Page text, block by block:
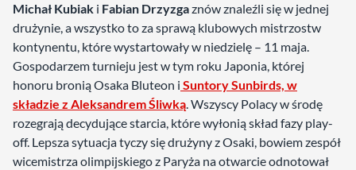
Michał Kubiak i Fabian Drzyzgaznów znaleźli się w jednej
drużynie, a wszystko to za sprawą klubowych mistrzostw
kontynentu, które wystartowały w niedzielę – 11 maja.
Gospodarzem turnieju jest w tym roku Japonia, której
honoru bronią Osaka Bluteon i Suntory Sunbirds, w
składzie z Aleksandrem Śliwką. Wszyscy Polacy w środę
rozegrają decydujące starcia, które wyłonią skład fazy play-
off. Lepsza sytuacja tyczy się drużyny z Osaki, bowiem zespół
wicemistrza olimpijskiego z Paryża na otwarcie odnotował